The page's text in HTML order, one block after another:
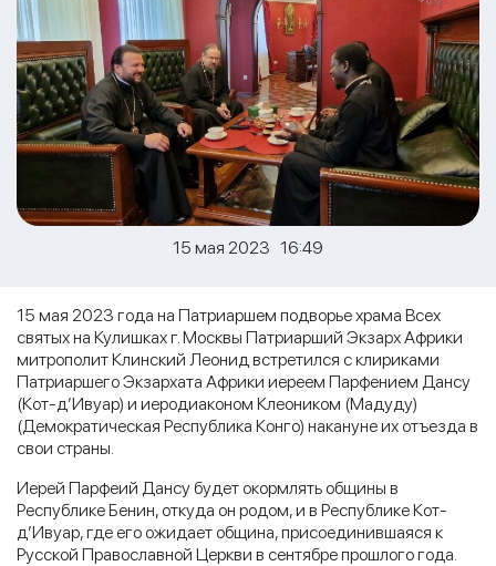
15 мая 2023 16:49
15 мая 2023 года на Патриаршем подворье храма Всех
святых на Кулишках г. Москвы Патриарший Экзарх Африки
митрополит Клинский Леонид встретился с клириками
Патриаршего Экзархата Африки иереем Парфением Дансу
(Кот-д’Ивуар) и иеродиаконом Клеоником (Мадуду)
(Демократическая Республика Конго) накануне их отъезда в
свои страны.
Иерей Парфеий Дансу будет окормлять общины в
Республике Бенин, откуда он родом, и в Республике Кот-
д’Ивуар, где его ожидает община, присоединившаяся к
Русской Православной Церкви в сентябре прошлого года.